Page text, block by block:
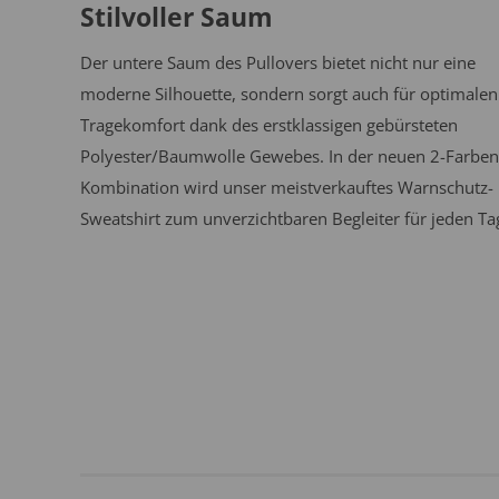
Stilvoller Saum
Der untere Saum des Pullovers bietet nicht nur eine
moderne Silhouette, sondern sorgt auch für optimalen
Tragekomfort dank des erstklassigen gebürsteten
Polyester/Baumwolle Gewebes. In der neuen 2-
Kombination wird unser meistverkauftes Warnschutz-
Sweatshirt zum unverzichtbaren Begleiter für jeden